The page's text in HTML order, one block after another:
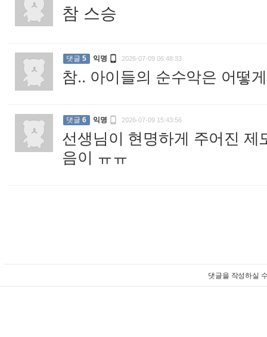
참 스승
댓글 5 익명  2026-07-09 06:48:33
참.. 아이들의 순수악은 어떻
댓글 6 익명  2026-07-09 15:43:56
선생님이 현명하게 주어진 제
음이 ㅠㅠ
댓글을 작성하실